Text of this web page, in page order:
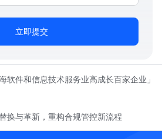
立即提交
软件和信息技术服务业高成长百家企业」
换与革新，重构合规管控新流程